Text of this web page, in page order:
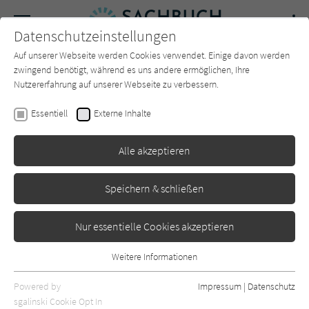
SUCHE Forum Charts Newsletter
Arthur Landwehr
Droemer
Datenschutzeinstellungen
Auf unserer Webseite werden Cookies verwendet. Einige davon werden
zwingend benötigt, während es uns andere ermöglichen, Ihre
Nutzererfahrung auf unserer Webseite zu verbessern.
Essentiell Externe Inhalte
Alle akzeptieren
Speichern & schließen
Nur essentielle Cookies akzeptieren
Essentielle Cookies werden für grundlegende Funktionen der
Webseite benötigt. Dadurch ist gewährleistet, dass die Webseite
Weitere Informationen
Powered by
sgalinski Cookie Opt In
Impressum | Datenschutz